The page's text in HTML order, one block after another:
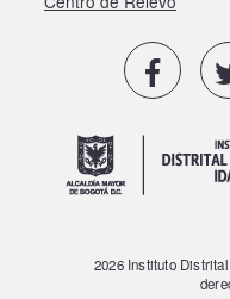
2026 Instituto